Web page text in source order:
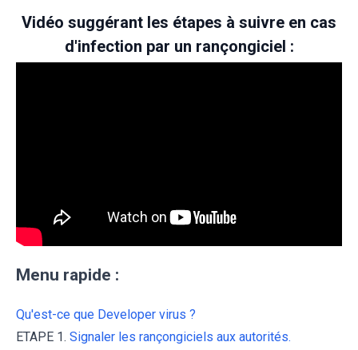
Vidéo suggérant les étapes à suivre en cas
d'infection par un rançongiciel :
Menu rapide :
Qu'est-ce que Developer virus ?
ETAPE 1. Signaler les rançongiciels aux autorités.